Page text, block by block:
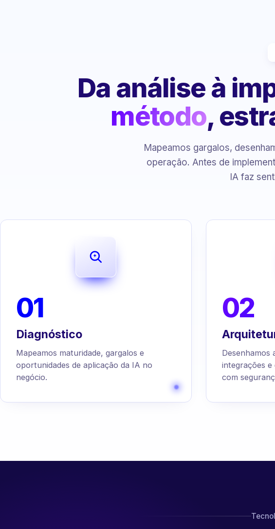
Da análise à
método,
Mapeamos gargalos,
operação. Antes de
IA faz
01
Diagnóstico
Mapeamos maturidade, gargalos e
oportunidades de aplicação da IA no
negócio.
02
Desenhamos
integrações
com